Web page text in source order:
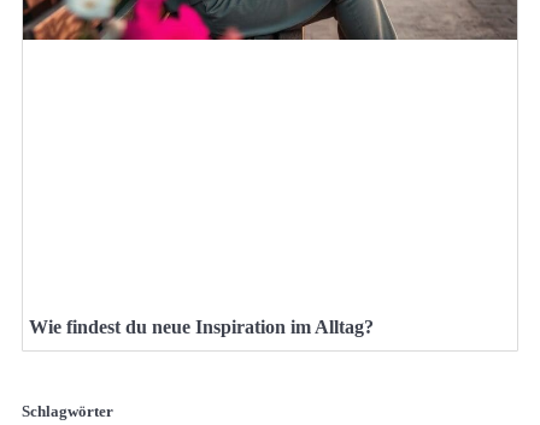
Wie findest du neue Inspiration im Alltag?
Schlagwörter